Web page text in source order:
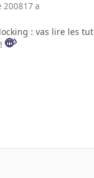
200817 a
: vas lire les